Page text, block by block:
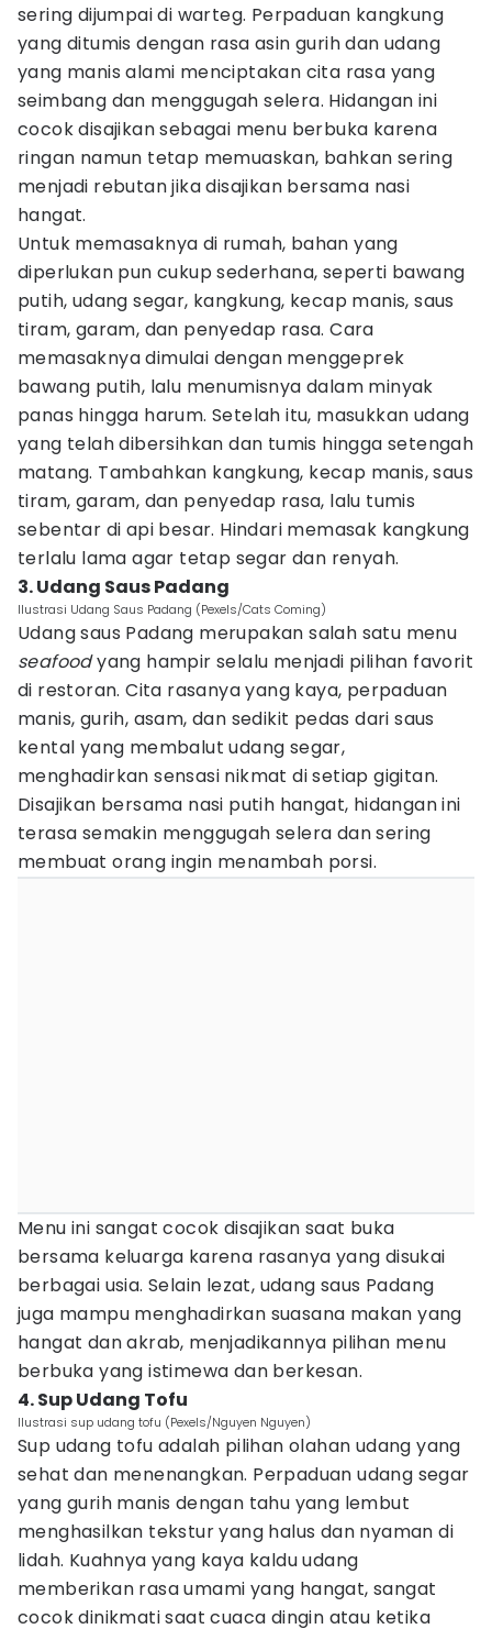
sering dijumpai di warteg. Perpaduan kangkung
yang ditumis dengan rasa asin gurih dan udang
yang manis alami menciptakan cita rasa yang
seimbang dan menggugah selera. Hidangan ini
cocok disajikan sebagai menu berbuka karena
ringan namun tetap memuaskan, bahkan sering
menjadi rebutan jika disajikan bersama nasi
hangat.
Untuk memasaknya di rumah, bahan yang
diperlukan pun cukup sederhana, seperti bawang
putih, udang segar, kangkung, kecap manis, saus
tiram, garam, dan penyedap rasa. Cara
memasaknya dimulai dengan menggeprek
bawang putih, lalu menumisnya dalam minyak
panas hingga harum. Setelah itu, masukkan udang
yang telah dibersihkan dan tumis hingga setengah
matang. Tambahkan kangkung, kecap manis, saus
tiram, garam, dan penyedap rasa, lalu tumis
sebentar di api besar. Hindari memasak kangkung
terlalu lama agar tetap segar dan renyah.
3. Udang Saus Padang
Ilustrasi Udang Saus Padang (Pexels/Cats Coming)
Udang saus Padang merupakan salah satu menu
seafoodyang hampir selalu menjadi pilihan favorit
di restoran. Cita rasanya yang kaya, perpaduan
manis, gurih, asam, dan sedikit pedas dari saus
kental yang membalut udang segar,
menghadirkan sensasi nikmat di setiap gigitan.
Disajikan bersama nasi putih hangat, hidangan ini
terasa semakin menggugah selera dan sering
membuat orang ingin menambah porsi.
Menu ini sangat cocok disajikan saat buka
bersama keluarga karena rasanya yang disukai
berbagai usia. Selain lezat, udang saus Padang
juga mampu menghadirkan suasana makan yang
hangat dan akrab, menjadikannya pilihan menu
berbuka yang istimewa dan berkesan.
4. Sup Udang Tofu
Ilustrasi sup udang tofu (Pexels/Nguyen Nguyen)
Sup udang tofu adalah pilihan olahan udang yang
sehat dan menenangkan. Perpaduan udang segar
yang gurih manis dengan tahu yang lembut
menghasilkan tekstur yang halus dan nyaman di
lidah. Kuahnya yang kaya kaldu udang
memberikan rasa umami yang hangat, sangat
cocok dinikmati saat cuaca dingin atau ketika